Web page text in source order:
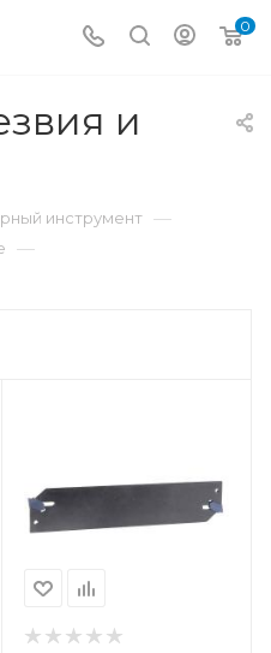
0
и
инструмент —
—